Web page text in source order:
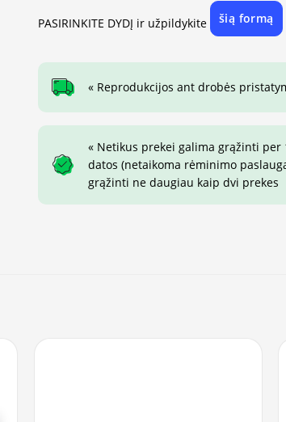
PASIRINKITE DYDĮ ir užpildykite šią formą
« Reprodukcijos ant drobės
« Netikus prekei galima grąžinti
datos (netaikoma rėminimo
grąžinti ne daugiau kaip dvi prekes